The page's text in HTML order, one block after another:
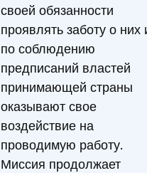
своей обязанности
проявлять заботу о них
по соблюдению
предписаний властей
принимающей страны
оказывают свое
воздействие на
проводимую работу.
Миссия продолжает